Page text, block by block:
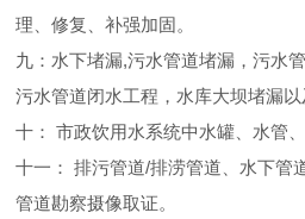
理、修复、补强加固。
九：水下堵漏,污水管道堵漏，污水
污水管道闭水工程，水库大坝堵漏以
十： 市政饮用水系统中水罐、水管
十一： 排污管道/排涝管道、水下管
管道勘察摄像取证。